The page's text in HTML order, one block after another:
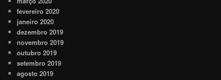
fevereiro 2020
janeiro 2020
dezembro 2019
novembro 2019
outubro 2019
setembro 2019
agosto 2019